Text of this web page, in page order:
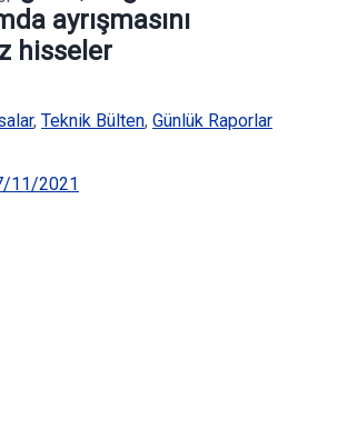
ayrışmasını
hisseler
, Teknik Bülten, Günlük Raporlar